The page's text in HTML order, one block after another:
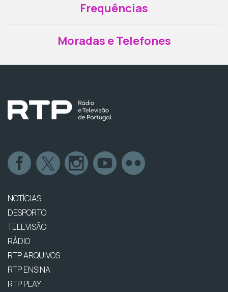
Frequências
Moradas e Telefones
NOTÍCIAS
DESPORTO
TELEVISÃO
RÁDIO
RTP ARQUIVOS
RTP ENSINA
RTP PLAY